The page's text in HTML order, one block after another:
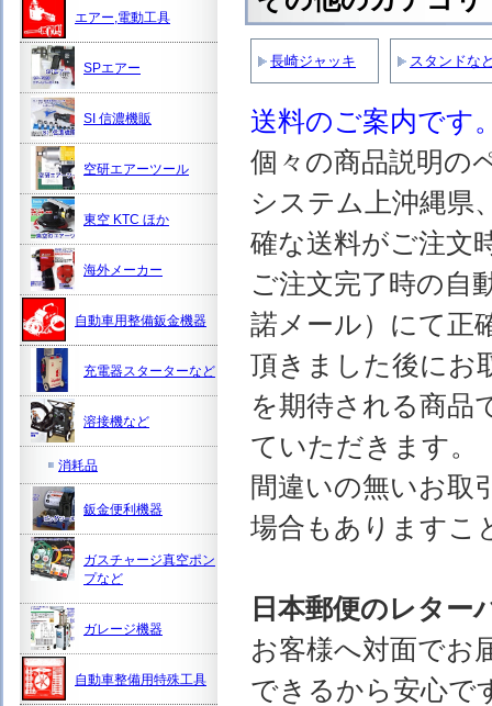
長崎ジャッキ スタンドな
送料のご案内です
個々の商品説明の
システム上沖縄県
確な送料がご注文
ご注文完了時の自
諾メール）にて正
頂きました後にお
を期待される商品
ていただきます。
間違いの無いお取
場合もありますこ
日本郵便のレター
お客様へ対面でお
できるから安心で
エアー,電動工具
SPエアー
SI 信濃機販
空研エアーツール
東空 KTC ほか
海外メーカー
自動車用整備鈑金機器
充電器スターターなど
溶接機など
消耗品
鈑金便利機器
ガスチャージ真空ポン
プなど
ガレージ機器
自動車整備用特殊工具